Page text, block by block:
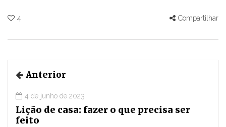
4 Compartilhar
Anterior
4 de junho de 2023
Lição de casa: fazer o que precisa ser
feito